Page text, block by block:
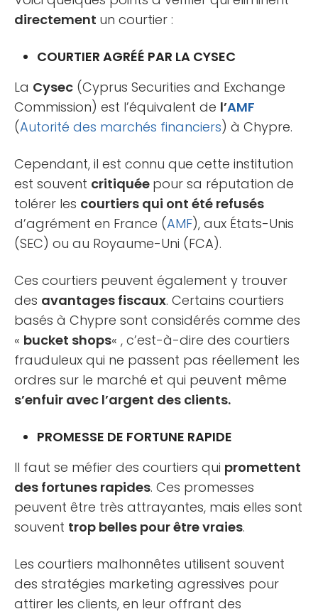
directement un courtier :
COURTIER AGRÉÉ PAR LA CYSEC
La Cysec (Cyprus Securities and Exchange
Commission) est l’équivalent de l’AMF
(Autorité des marchés financiers) à Chypre.
Cependant, il est connu que cette institution
est souvent critiquée pour sa réputation de
tolérer les courtiers qui ont été refusés
d’agrément en France (AMF), aux États-Unis
(SEC) ou au Royaume-Uni (FCA).
Ces courtiers peuvent également y trouver
des avantages fiscaux. Certains courtiers
basés à Chypre sont considérés comme des
« bucket shops« , c’est-à-dire des courtiers
frauduleux qui ne passent pas réellement les
ordres sur le marché et qui peuvent même
s’enfuir avec l’argent des clients.
PROMESSE DE FORTUNE RAPIDE
Il faut se méfier des courtiers qui promettent
des fortunes rapides. Ces promesses
peuvent être très attrayantes, mais elles sont
souvent trop belles pour être vraies.
Les courtiers malhonnêtes utilisent souvent
des stratégies marketing agressives pour
attirer les clients, en leur offrant des